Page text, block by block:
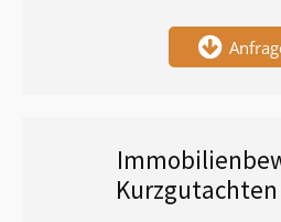
Kurzgutachten